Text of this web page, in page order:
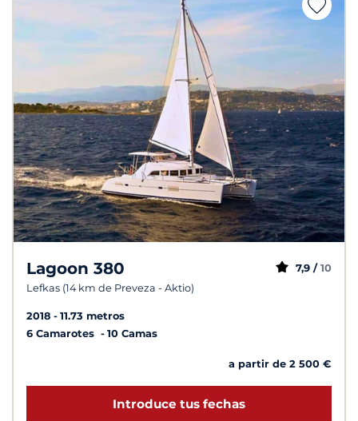
Lagoon 380
Lefkas (14 km de Preveza - Aktio)
7,9 / 10
2018
11.73 metros
6 Camarotes
10 Camas
a partir de 2 500 €
Introduce tus fechas